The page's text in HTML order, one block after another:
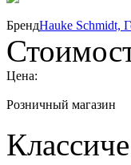
БрендHauke Schmidt,
Цена:
Розничный магазин